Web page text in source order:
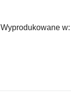
Wyprodukowane w: